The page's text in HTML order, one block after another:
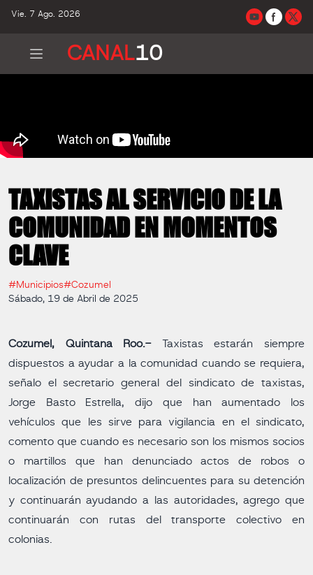
Vie. 7 Ago. 2026
CANAL10
TAXISTAS AL SERVICIO DE LA
COMUNIDAD EN MOMENTOS
CLAVE
#Municipios#Cozumel
Sábado, 19 de Abril de 2025
Cozumel, Quintana Roo.- Taxistas estarán siempre
dispuestos a ayudar a la comunidad cuando se requiera,
señalo el secretario general del sindicato de taxistas,
Jorge Basto Estrella, dijo que han aumentado los
vehículos que les sirve para vigilancia en el sindicato,
comento que cuando es necesario son los mismos socios
o martillos que han denunciado actos de robos o
localización de presuntos delincuentes para su detención
y continuarán ayudando a las autoridades, agrego que
continuarán con rutas del transporte colectivo en
colonias.